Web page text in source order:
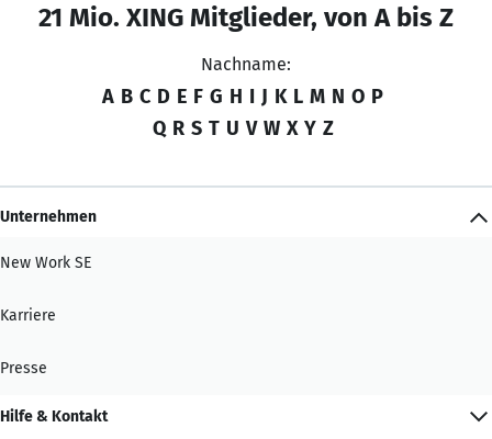
21 Mio. XING Mitglieder, von A bis Z
Nachname:
A B C D E F G H I J K L M N O P
Q R S T U V W X Y Z
Unternehmen
New Work SE
Karriere
Presse
Hilfe & Kontakt